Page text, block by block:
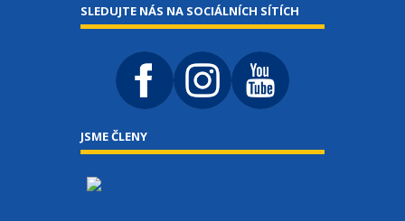
SLEDUJTE NÁS NA SOCIÁLNÍCH SÍTÍCH
JSME ČLENY